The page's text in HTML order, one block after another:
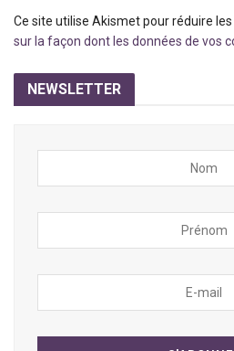
Ce site utilise Akismet pour réduire les
sur la façon dont les données de vos
NEWSLETTER